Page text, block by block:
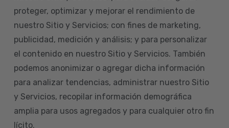
proteger, optimizar y mejorar el rendimiento de
nuestro Sitio y Servicios; con fines de marketing,
publicidad, medición y análisis; y para personalizar
el contenido en nuestro Sitio y Servicios. También
podemos anonimizar o agregar dicha información
para analizar tendencias, administrar nuestro Sitio
y Servicios, recopilar información demográfica
amplia para usos agregados y para cualquier otro fin
lícito.